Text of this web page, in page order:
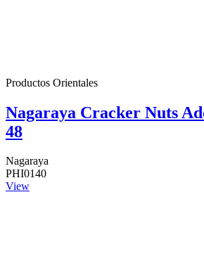
Productos Orientales
Nagaraya Cracker Nuts
48
Nagaraya
PHI0140
View